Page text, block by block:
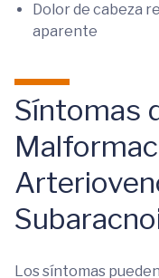
Dolor de cabeza
aparente
Síntomas
Los síntomas